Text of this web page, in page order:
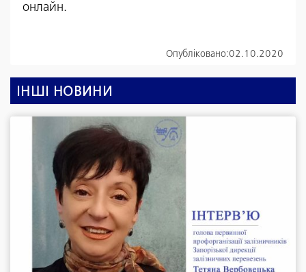
онлайн.
Опубліковано:02.10.2020
ІНШІ НОВИНИ